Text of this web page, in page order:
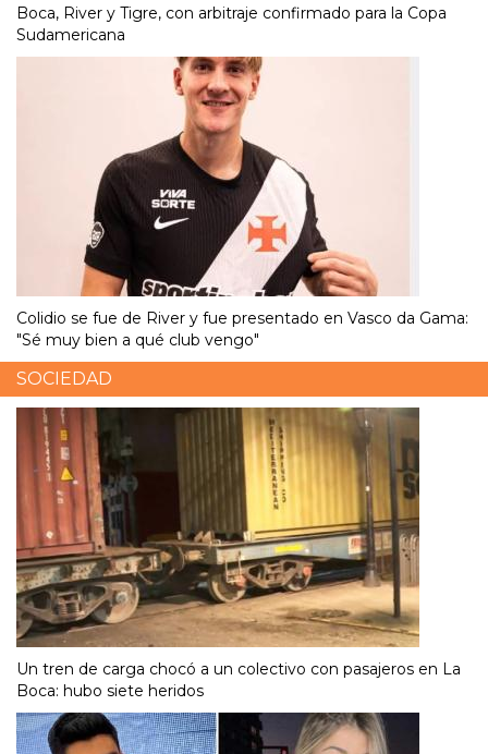
Boca, River y Tigre, con arbitraje confirmado para la Copa
Sudamericana
Colidio se fue de River y fue presentado en Vasco da Gama:
"Sé muy bien a qué club vengo"
SOCIEDAD
Un tren de carga chocó a un colectivo con pasajeros en La
Boca: hubo siete heridos